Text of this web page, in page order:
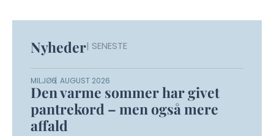
Nyheder| SENESTE
MILJØ6. AUGUST 2026
Den varme sommer har givet
pantrekord – men også mere
affald